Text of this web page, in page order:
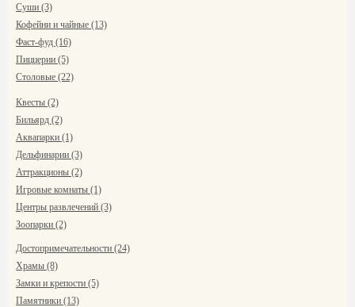
Суши (3)
Кофейни и чайные (13)
Фаст-фуд (16)
Пиццерии (5)
Столовые (22)
Квесты (2)
Бильярд (2)
Аквапарки (1)
Дельфинарии (3)
Аттракционы (2)
Игровые комнаты (1)
Центры развлечений (3)
Зоопарки (2)
Достопримечательности (24)
Храмы (8)
Замки и крепости (5)
Памятники (13)